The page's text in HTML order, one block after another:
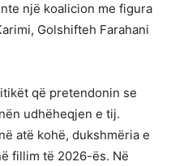
një koalicion me figura
Golshifteh Farahani
që pretendonin se
udhëheqjen e tij.
atë kohë, dukshmëria e
fillim të 2026-ës. Në